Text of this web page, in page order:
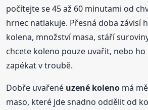
počítejte se 45 až 60 minutami od
hrnec natlakuje. Přesná doba závisí
kolena, množství masa, stáří
chcete koleno pouze uvařit, nebo ho
zapékat v troubě.
Dobře uvařené uzené koleno má
maso, které jde snadno oddělit od